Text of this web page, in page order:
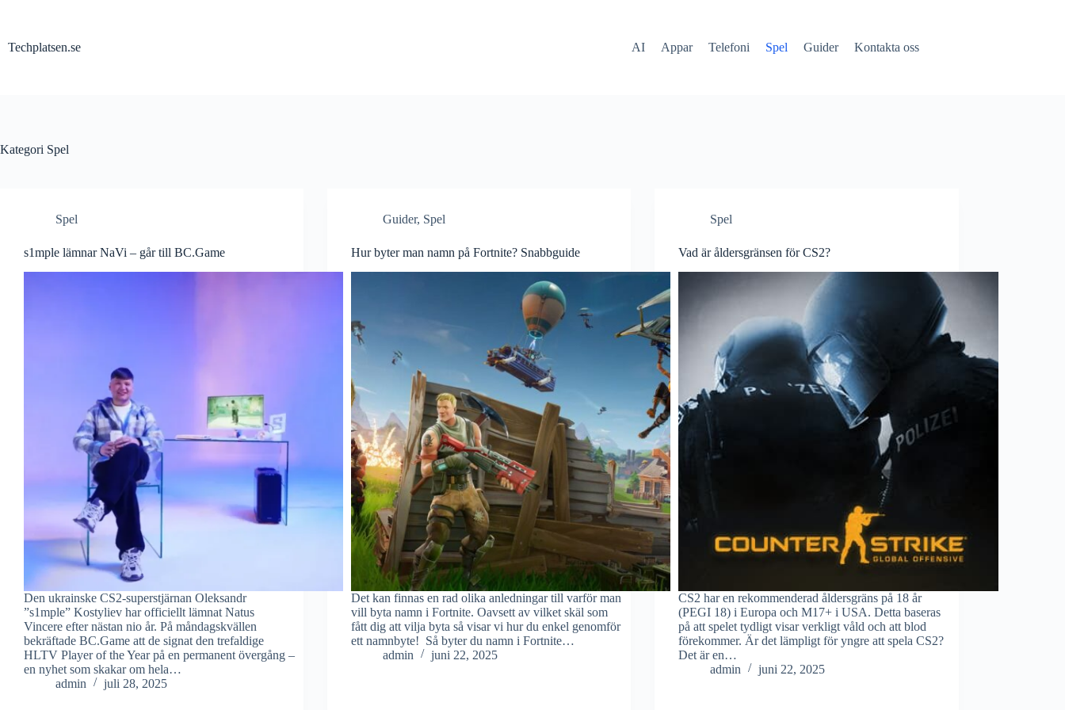
Techplatsen.se
AI Appar Telefoni Spel Guider Kontakta oss
Kategori Spel
Spel
s1mple lämnar NaVi – går till BC.Game
Den ukrainske CS2-superstjärnan Oleksandr
”s1mple” Kostyliev har officiellt lämnat Natus
Vincere efter nästan nio år. På måndagskvällen
bekräftade BC.Game att de signat den trefaldige
HLTV Player of the Year på en permanent övergång –
en nyhet som skakar om hela…
admin
juli 28, 2025
Guider, Spel
Hur byter man namn på Fortnite? Snabbguide
Det kan finnas en rad olika anledningar till varför man
vill byta namn i Fortnite. Oavsett av vilket skäl som
fått dig att vilja byta så visar vi hur du enkel genomför
ett namnbyte! Så byter du namn i Fortnite…
admin
juni 22, 2025
Spel
Vad är åldersgränsen för CS2?
CS2 har en rekommenderad åldersgräns på 18 år
(PEGI 18) i Europa och M17+ i USA. Detta baseras
på att spelet tydligt visar verkligt våld och att blod
förekommer. Är det lämpligt för yngre att spela CS2?
Det är en…
admin
juni 22, 2025